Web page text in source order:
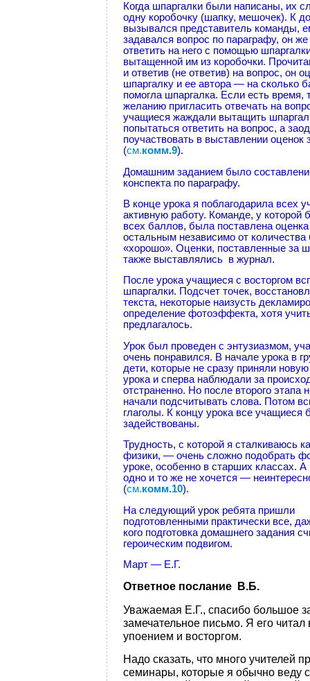
Когда шпаргалки были написаны, их
одну коробочку (шапку, мешочек). К
вызывался представитель команды,
задавался вопрос по параграфу, он
ответить на него с помощью
вытащенной им из коробочки.
и ответив (не ответив) на вопрос, он
шпаргалку и ее автора — на сколько
помогла шпаргалка. Если есть время,
желанию пригласить отвечать на
учащиеся жаждали вытащить
попытаться ответить на вопрос, а
поучаствовать в выставлении оценок
(см.комм.9).
Домашним заданием было
конспекта по параграфу.
В конце урока я поблагодарила всех
активную работу. Команде, у
всех баллов, была поставлена
остальным независимо от количества
«хорошо». Оценки, поставленные за
также выставлялись в журнал.
После урока учащиеся с восторгом
шпаргалки. Подсчет точек,
текста, некоторые наизусть
определение фотоэффекта, хотя
предлагалось.
Урок был проведен с энтузиазмом,
очень понравился. В начале урока в
дети, которые не сразу приняли
урока и сперва наблюдали за
отстраненно. Но после второго этапа
начали подсчитывать слова. Потом
глаголы. К концу урока все учащиеся
задействованы.
Трудность, с которой я сталкиваюсь
физики, — очень сложно подобрать
уроке, особенно в старших классах. А
одно и то же не хочется —
(см.комм.10).
На следующий урок ребята пришли
подготовленными практически все,
кого подготовка домашнего задания
героическим подвигом.
Март — Е.Г.
Ответное послание В.Б.
Уважаемая Е.Г., спасибо большое
замечательное письмо. Я его читал
упоением и восторгом.
Надо сказать, что много учителей
семинары, которые я обычно веду с